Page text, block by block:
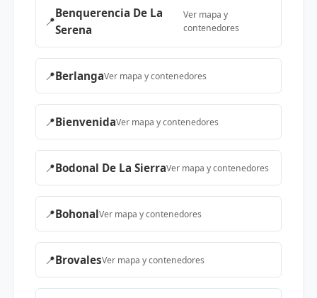
📍
Benquerencia De La
Serena
Ver mapa y
contenedores
📍BerlangaVer mapa y contenedores
📍BienvenidaVer mapa y contenedores
📍Bodonal De La SierraVer mapa y contenedores
📍BohonalVer mapa y contenedores
📍BrovalesVer mapa y contenedores